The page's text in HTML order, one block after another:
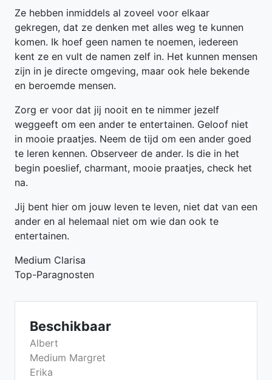
Ze hebben inmiddels al zoveel voor elkaar
gekregen, dat ze denken met alles weg te kunnen
komen. Ik hoef geen namen te noemen, iedereen
kent ze en vult de namen zelf in. Het kunnen mensen
zijn in je directe omgeving, maar ook hele bekende
en beroemde mensen.
Zorg er voor dat jij nooit en te nimmer jezelf
weggeeft om een ander te entertainen. Geloof niet
in mooie praatjes. Neem de tijd om een ander goed
te leren kennen. Observeer de ander. Is die in het
begin poeslief, charmant, mooie praatjes, check het
na.
Jij bent hier om jouw leven te leven, niet dat van een
ander en al helemaal niet om wie dan ook te
entertainen.
Medium Clarisa
Top-Paragnosten
Beschikbaar
Albert
Medium Margret
Erika